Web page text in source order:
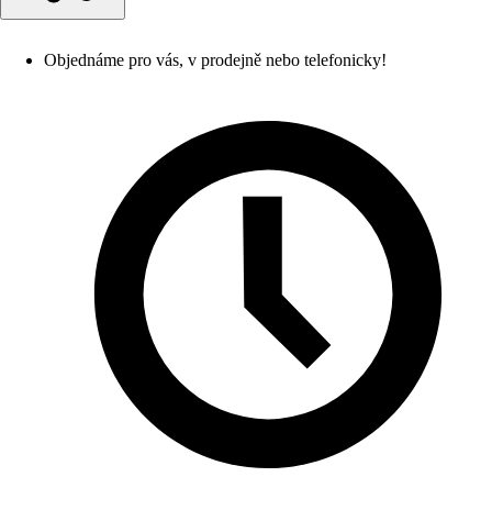
Objednáme pro vás, v prodejně nebo telefonicky!